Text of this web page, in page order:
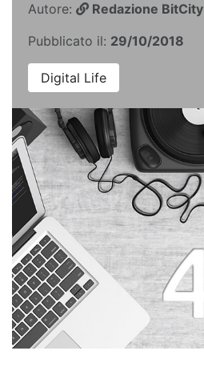
Autore:
Redazione BitCity
Pubblicato il: 29/10/2018
Digital Life